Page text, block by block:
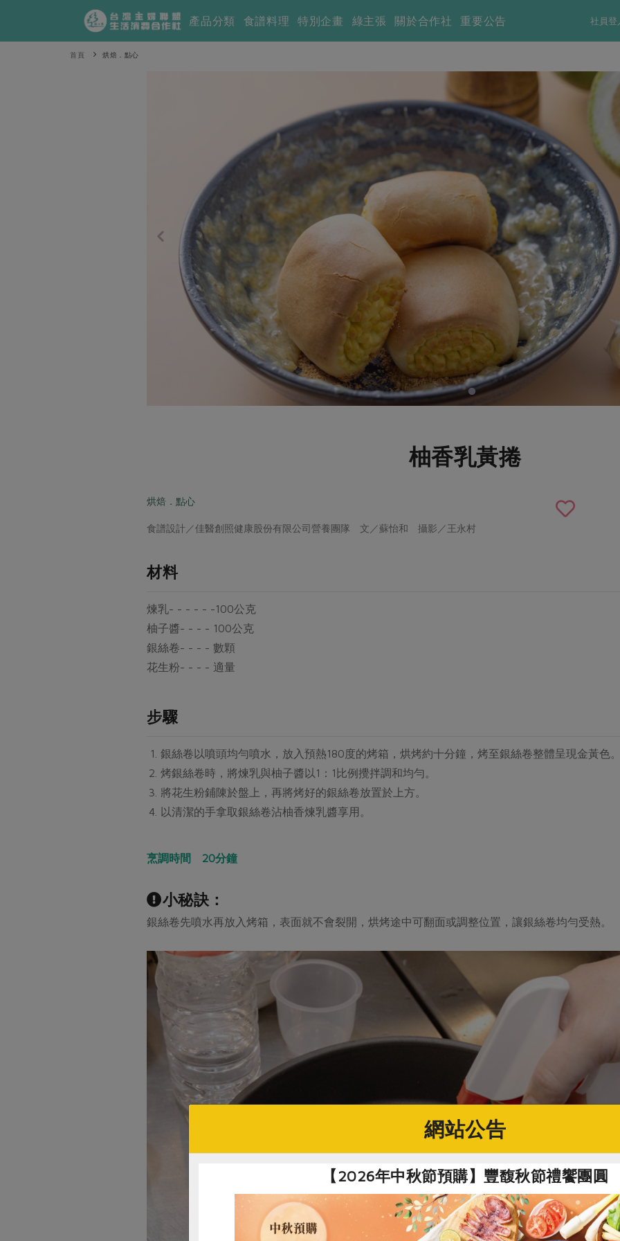
社員登
產品分類 食譜料理 特別企畫 綠主張 關於合作社 重要公告
首頁 烘焙．點心
柚香乳黃捲
烘焙．點心
食譜設計／佳醫創照健康股份有限公司營養團隊 文／蘇怡和 攝影／王永村
材料
煉乳- - - - - -100公克
柚子醬- - - - 100公克
銀絲卷- - - - 數顆
花生粉- - - - 適量
步驟
銀絲卷以噴頭均勻噴水，放入預熱180度的烤箱，烘烤約十分鐘，烤至銀絲卷整體呈現金黃色
烤銀絲卷時，將煉乳與柚子醬以1：1比例攪拌調和均勻。
將花生粉鋪陳於盤上，再將烤好的銀絲卷放置於上方。
以清潔的手拿取銀絲卷沾柚香煉乳醬享用。
烹調時間 20分鐘
小秘訣：
銀絲卷先噴水再放入烤箱，表面就不會裂開，烘烤途中可翻面或調整位置，讓銀絲卷均勻受熱。
網站公告
【2026年中秋節預購】豐馥秋節禮饗團圓